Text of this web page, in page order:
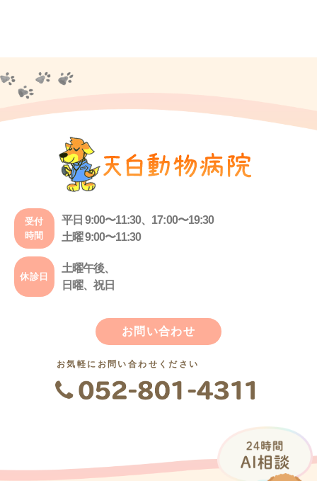
受付
時間
平日 9:00〜11:30、17:00〜19:30
土曜 9:00〜11:30
休診日
土曜午後、
日曜、祝日
お問い合わせ
お気軽にお問い合わせください